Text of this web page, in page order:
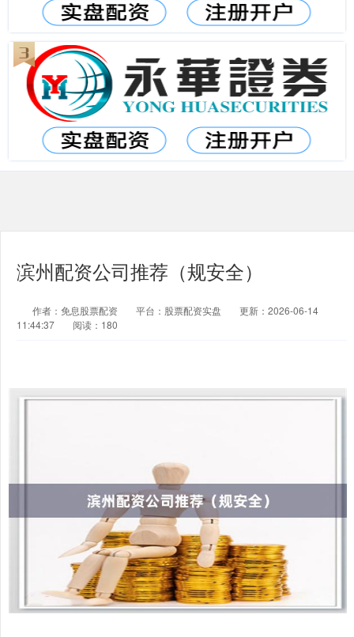
滨州配资公司推荐（规安全）
作者：免息股票配资 平台：股票配资实盘
更新：2026-06-14
11:44:37
阅读：180